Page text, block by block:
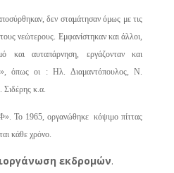
δεν σταμάτησαν όμως με τις
νεώτερους. Εμφανίστηκαν και άλλοι,
και αυταπάρνηση, εργάζονταν και
όπως οι : Ηλ. Διαμαντόπουλος, Ν.
κ.α.
Το 1965, οργανώθηκε κόψιμο πίττας
κάθε χρόνο.
εκδρομών.